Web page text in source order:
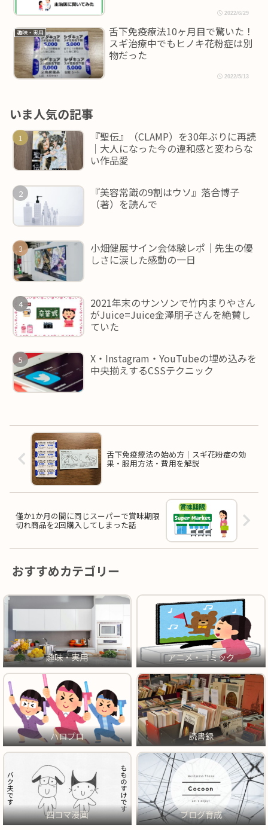
2022/6/29
趣味・実用
舌下免疫療法10ヶ月目で驚いた！
スギ治療中でもヒノキ花粉症は別
物だった
2022/5/13
いま人気の記事
『聖伝』（CLAMP）を30年ぶりに再読
｜大人になった今の違和感と変わらな
い作品愛
『美容常識の9割はウソ』落合博子
（著）を読んで
小畑健展サイン会体験レポ｜先生の優
しさに涙した感動の一日
2021年末のサンソンで竹内まりやさん
がJuice=Juice金澤朋子さんを絶賛し
ていた
X・Instagram・YouTubeの埋め込みを
中央揃えするCSSテクニック
舌下免疫療法の始め方｜スギ花粉症の効
果・服用方法・費用を解説
僅か1か月の間に同じスーパーで賞味期限
切れ商品を2回購入してしまった話
おすすめカテゴリー
趣味・実用 アニメ・コミック
ハロプロ 読書録
四コマ漫画 ブログ育成